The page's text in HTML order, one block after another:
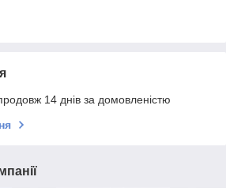
14 днів за домовленістю